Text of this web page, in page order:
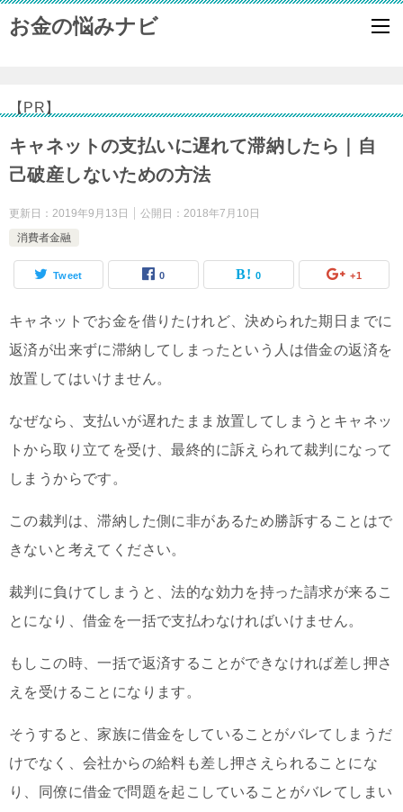
お金の悩みナビ
【PR】
キャネットの支払いに遅れて滞納したら｜自
己破産しないための方法
更新日： 2019年9月13日 公開日： 2018年7月10日
消費者金融
Tweet 0 0 +1
キャネットでお金を借りたけれど、決められた期日までに
返済が出来ずに滞納してしまったという人は借金の返済を
放置してはいけません。
なぜなら、支払いが遅れたまま放置してしまうとキャネッ
トから取り立てを受け、最終的に訴えられて裁判になって
しまうからです。
この裁判は、滞納した側に非があるため勝訴することはで
きないと考えてください。
裁判に負けてしまうと、法的な効力を持った請求が来るこ
とになり、借金を一括で支払わなければいけません。
もしこの時、一括で返済することができなければ差し押さ
えを受けることになります。
そうすると、家族に借金をしていることがバレてしまうだ
けでなく、会社からの給料も差し押さえられることにな
り、同僚に借金で問題を起こしていることがバレてしまい